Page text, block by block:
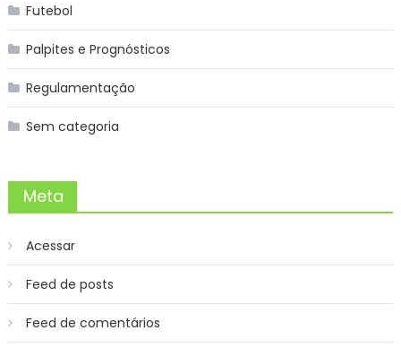
Futebol
Palpites e Prognósticos
Regulamentação
Sem categoria
Meta
Acessar
Feed de posts
Feed de comentários